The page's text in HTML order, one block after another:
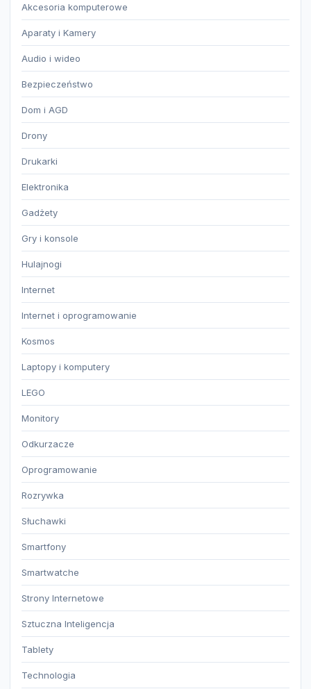
Akcesoria komputerowe
Aparaty i Kamery
Audio i wideo
Bezpieczeństwo
Dom i AGD
Drony
Drukarki
Elektronika
Gadżety
Gry i konsole
Hulajnogi
Internet
Internet i oprogramowanie
Kosmos
Laptopy i komputery
LEGO
Monitory
Odkurzacze
Oprogramowanie
Rozrywka
Słuchawki
Smartfony
Smartwatche
Strony Internetowe
Sztuczna Inteligencja
Tablety
Technologia